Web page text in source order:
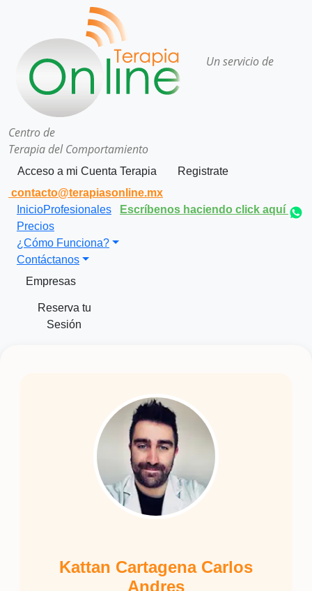
Un servicio de
Centro de
Terapia del Comportamiento
Acceso a mi Cuenta Terapia
Registrate
contacto@terapiasonline.mx
Escríbenos haciendo click aquí
InicioProfesionales
Precios
¿Cómo Funciona?
Contáctanos
Empresas
Reserva tu
Sesión
Kattan Cartagena Carlos
Andres